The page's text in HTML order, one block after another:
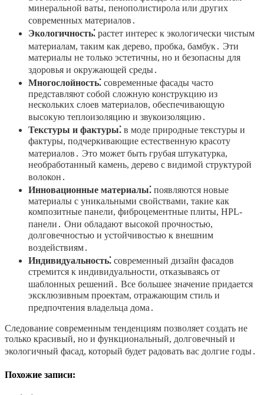
минеральной ваты, пенополистирола или других
современных материалов․
Экологичность⁚ растет интерес к экологически чистым
материалам, таким как дерево, пробка, бамбук․ Эти
материалы не только эстетичны, но и безопасны для
здоровья и окружающей среды․
Многослойность⁚ современные фасады часто
представляют собой сложную конструкцию из
нескольких слоев материалов, обеспечивающую
высокую теплоизоляцию и звукоизоляцию․
Текстуры и фактуры⁚ в моде природные текстуры и
фактуры, подчеркивающие естественную красоту
материалов․ Это может быть грубая штукатурка,
необработанный камень, дерево с видимой структурой
волокон․
Инновационные материалы⁚ появляются новые
материалы с уникальными свойствами, такие как
композитные панели, фиброцементные плиты, HPL-
панели․ Они обладают высокой прочностью,
долговечностью и устойчивостью к внешним
воздействиям․
Индивидуальность⁚ современный дизайн фасадов
стремится к индивидуальности, отказываясь от
шаблонных решений․ Все большее значение придается
эксклюзивным проектам, отражающим стиль и
предпочтения владельца дома․
Следование современным тенденциям позволяет создать не
только красивый, но и функциональный, долговечный и
экологичный фасад, который будет радовать вас долгие годы․
Похожие записи: